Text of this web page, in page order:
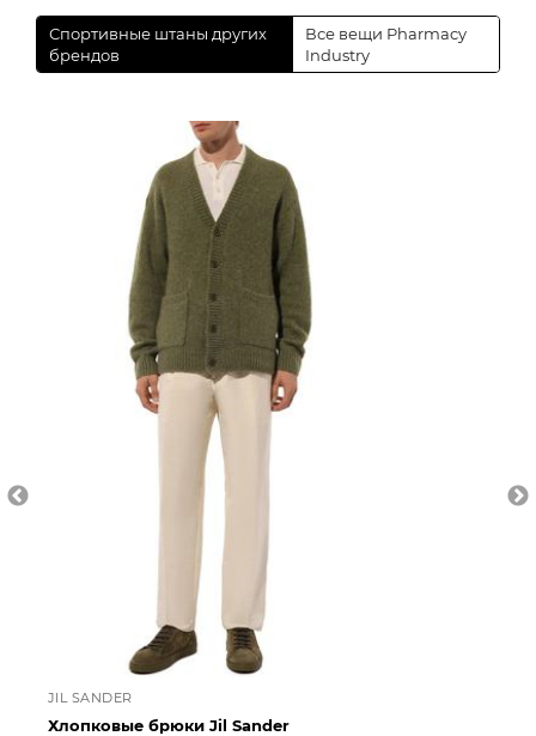
Спортивные штаны других
брендов
Все вещи Pharmacy
Industry
JIL SANDER
Хлопковые брюки Jil Sander